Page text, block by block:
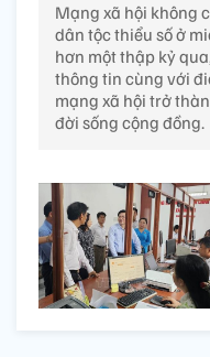
Mạng xã hội không
dân tộc thiểu số ở
hơn một thập kỷ
thông tin cùng với
mạng xã hội trở
đời sống cộng đồng.